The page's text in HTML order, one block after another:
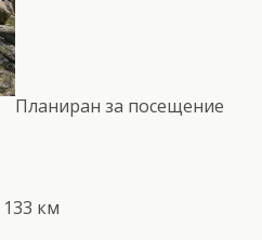
Планиран за посещение
133 км